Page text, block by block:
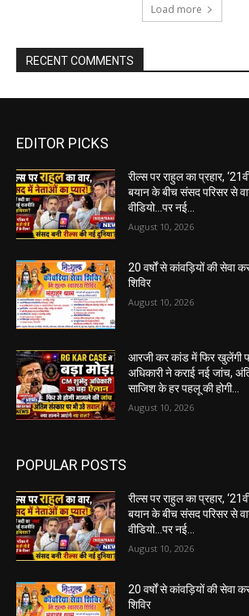
Load more
RECENT COMMENTS
EDITOR PICKS
रील्स पर राहुल का प्रहार,
बयान के बीच संसद परिसर से
वीडियो…पर नई...
August 10, 2026
20 वर्षों से कांवड़ियों की सेवा
शिविर
August 10, 2026
आरजी कर कांड में फिर खुलेंगी
अधिकारी ने कराई नई जांच,
साजिश के हर पहलू की होगी...
August 10, 2026
POPULAR POSTS
रील्स पर राहुल का प्रहार,
बयान के बीच संसद परिसर से
वीडियो…पर नई...
August 10, 2026
20 वर्षों से कांवड़ियों की सेवा
शिविर